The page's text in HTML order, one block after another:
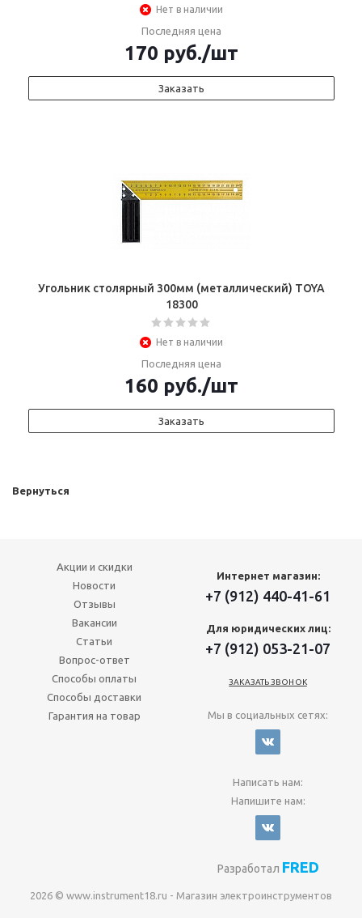
Нет в наличии
Последняя цена
170 руб./шт
Заказать
Угольник столярный 300мм (металлический) TOYA
18300
Нет в наличии
Последняя цена
160 руб./шт
Заказать
Вернуться
Акции и скидки
Новости
Отзывы
Вакансии
Статьи
Вопрос-ответ
Способы оплаты
Способы доставки
Гарантия на товар
Интернет магазин:
+7 (912) 440-41-61
Для юридических лиц:
+7 (912) 053-21-07
ЗАКАЗАТЬ ЗВОНОК
Мы в социальных сетях:
Написать нам:
Напишите нам:
Разработал FRED
2026 © www.instrument18.ru - Магазин электроинструментов